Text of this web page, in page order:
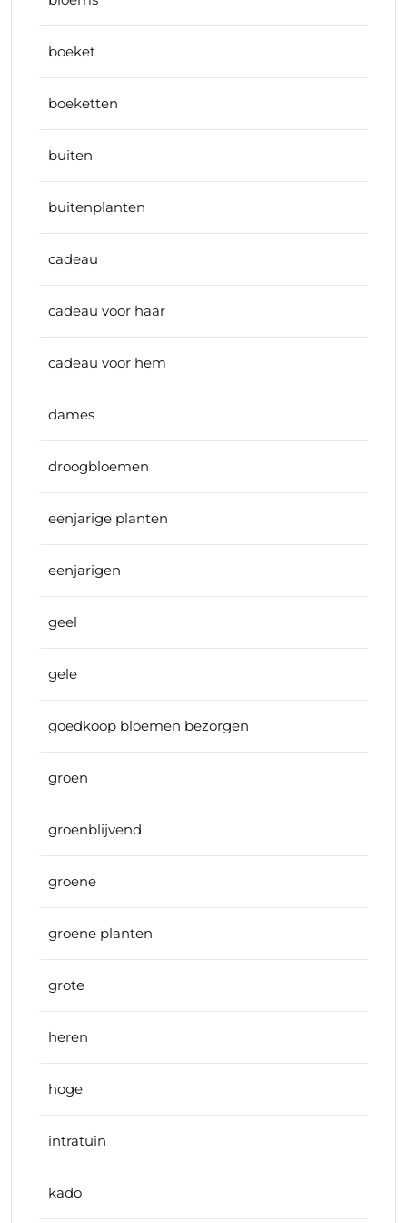
boeket
boeketten
buiten
buitenplanten
cadeau
cadeau voor haar
cadeau voor hem
dames
droogbloemen
eenjarige planten
eenjarigen
geel
gele
goedkoop bloemen bezorgen
groen
groenblijvend
groene
groene planten
grote
heren
hoge
intratuin
kado